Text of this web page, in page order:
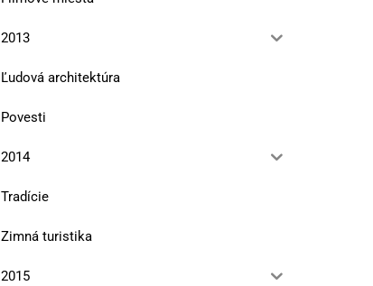
2013
Ľudová architektúra
Povesti
2014
Tradície
Zimná turistika
2015